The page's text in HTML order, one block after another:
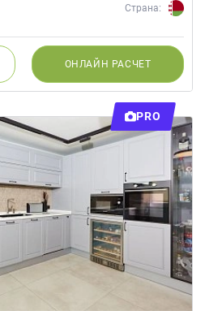
Страна:
ОНЛАЙН РАСЧЕТ
PRO